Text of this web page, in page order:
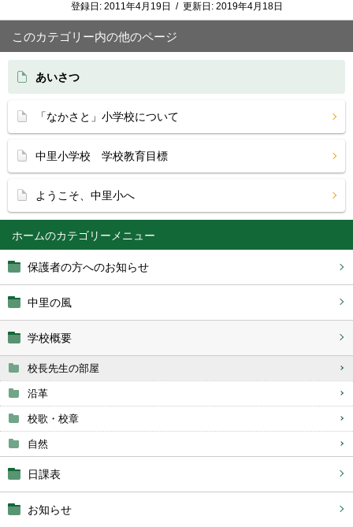
ホーム
保護者の方へのお知らせ
中里の風
学校概要
校長先生の部屋
沿革
校歌・校章
自然
日課表
お知らせ
登録日: 2011年4月19日 / 更新日: 2019年4月18日
このカテゴリー内の他のページ
あいさつ
「なかさと」小学校について
中里小学校 学校教育目標
ようこそ、中里小へ